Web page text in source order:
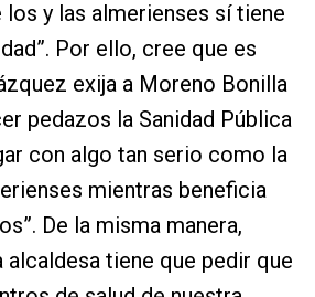
los y las almerienses sí tiene
Por ello, cree que es
exija a Moreno Bonilla
pedazos la Sanidad Pública
con algo tan serio como la
mientras beneficia
De la misma manera,
alcaldesa tiene que pedir que